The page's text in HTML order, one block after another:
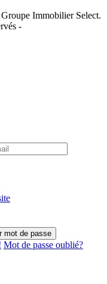
Immobilier Select.
-
mot de passe
Mot de passe oublié?